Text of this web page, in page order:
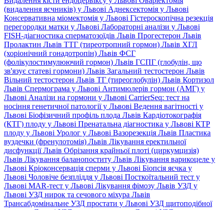
(видалення яєчників) у Львові Аднексектомія у Львові
Консервативна міомектомія у Львові Гістероскопічна резекція
перегородки матки у Львові Лабораторні аналізи у Львові
FISH-діагностика сперматозоїдів Львів Прогестерон Львів
Пролактин Львів ТТГ (тиреотропний гормон) Львів ХГЛ
(хоріонічний гонадотропін) Львів ФСГ
(фолікулостимулюючий гормон) Львів ГСПГ (глобулін, що
зв'язує статеві гормони) Львів Загальний тестостерон Львів
Вільний тестостерон Львів ТГ (тиреоглобулін) Львів Кортизол
Львів Спермограма у Львові Антимюлерів гормон (АМГ) у
Львові Аналізи на гормони у Львові CarrierSeq: тест на
носіння генетичної патології у Львові Ведення вагітності у
Львові Біофізичний профіль плода Львів Кардіотокографія
(КТГ) плоду у Львові Пренатальна діагностика у Львові КТР
плоду у Львові Уролог у Львові Вазорезекція Львів Пластика
вуздечки (френулотомія) Львів Лікування еректильної
дисфункції Львів Обрізання крайньої плоті (циркумцизія)
Львів Лікування баланопоститу Львів Лікування варикоцеле у
Львові Кріоконсервація сперми у Львові Біопсія яєчка у
Львові Чоловіче безпліддя у Львові Посткоїтальний тест у
Львові MAR-тест у Львові Лікування фімозу Львів УЗД у
Львові УЗД нирок та сечового міхура Львів
Трансабдомінальне УЗД простати у Львові УЗД щитоподібної